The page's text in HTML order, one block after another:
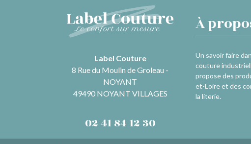
Label Couture
8 Rue du Moulin de Groleau -
NOYANT
49490 NOYANT VILLAGES
02 41 84 12 30
À
Un savoir faire
couture
propose des
et-Loire et des
la literie.